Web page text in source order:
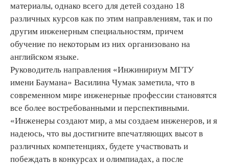
материалы, однако всего для детей создано 18
различных курсов как по этим направлениям, так и по
другим инженерным специальностям, причем
обучение по некоторым из них организовано на
английском языке.
Руководитель направления «Инжинириум МГТУ
имени Баумана» Василина Чумак заметила, что в
современном мире инженерные профессии становятся
все более востребованными и перспективными.
«Инженеры создают мир, а мы создаем инженеров, и я
надеюсь, что вы достигните впечатляющих высот в
различных компетенциях, будете участвовать и
побеждать в конкурсах и олимпиадах, а после